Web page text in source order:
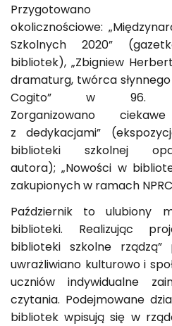
okolicznościowe:
Szkolnych 2020”
bibliotek), „Zbigniew
dramaturg, twórca
Cogito” w 96.
Zorganizowano
z dedykacjami”
biblioteki szkolnej
autora); „Nowości w
zakupionych w ramach
Październik to ulubiony
biblioteki. Realizując
biblioteki szkolne rządzą”
uwrażliwiano kulturowo i
uczniów indywidualne
czytania. Podejmowane
bibliotek wpisują się w